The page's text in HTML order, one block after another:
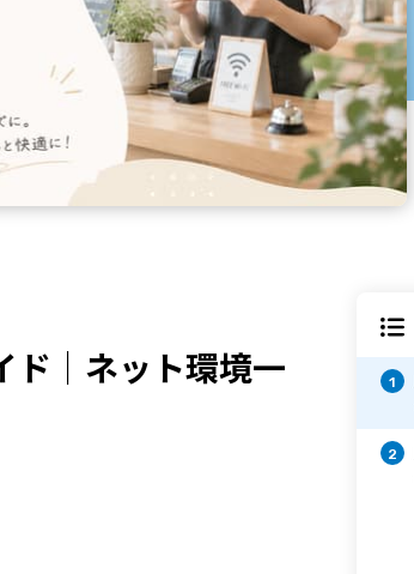
ド｜ネット環境一
1
2